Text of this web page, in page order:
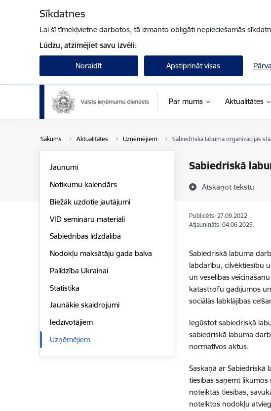
Sīkdatnes
Lai šī tīmekļvietne darbotos, tā izmanto obligāti nepieciešamās
Lūdzu, atzīmējiet savu izvēli:
Noraidīt Apstiprināt visas
Par mums Aktualitātes
Sākums Aktualitātes Uzņēmējiem Sabiedriskā labuma organizācijas
Sabiedriskā
Atskaņot tekstu
Jaunumi
Notikumu kalendārs
Biežāk uzdotie jautājumi
VID semināru materiāli
Sabiedrības līdzdalība
Nodokļu maksātāju gada balva
Palīdzība Ukrainai
Statistika
Jaunākie skaidrojumi
Iedzīvotājiem
Uzņēmējiem
Publicēts: 27.09.2022.
Atjaunināts: 04.06.2025.
Sabiedriskā labuma
labdarību, cilvēktiesību
un veselības
katastrofu gadījumos
sociālās labklājības
Iegūstot sabiedriskā
sabiedriskā labuma
normatīvos aktus.
Saskaņā ar
tiesības saņemt
noteiktās tiesības,
noteiktos nodokļu